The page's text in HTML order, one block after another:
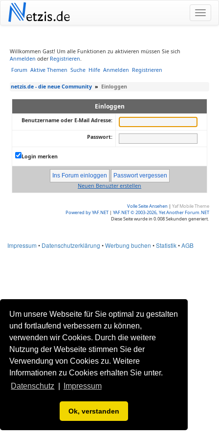
Um unsere Webseite für Sie optimal zu gestalten
und fortlaufend verbessern zu können,
verwenden wir Cookies. Durch die weitere
Nutzung der Webseite stimmen Sie der
Verwendung von Cookies zu. Weitere
Informationen zu Cookies erhalten Sie unter.
Datenschutz
Impressum
Ok, verstanden
Netzis.de
Willkommen Gast! Um alle Funktionen zu aktivieren müssen Sie sich
Anmelden oder Registrieren.
Forum Aktive Themen Suche Hilfe Anmelden Registrieren
netzis.de - die neue Community » Einloggen
Einloggen
Benutzername oder E-Mail Adresse:
Passwort:
Login merken
Neuen Benuzter erstellen
Volle Seite Ansehen | Yaf Mobile Theme
Powered by YAF.NET | YAF.NET © 2003-2026, Yet Another Forum.NET
Diese Seite wurde in 0.008 Sekunden generiert.
Impressum • Datenschutzerklärung •Werbung buchen •Statistik•AGB